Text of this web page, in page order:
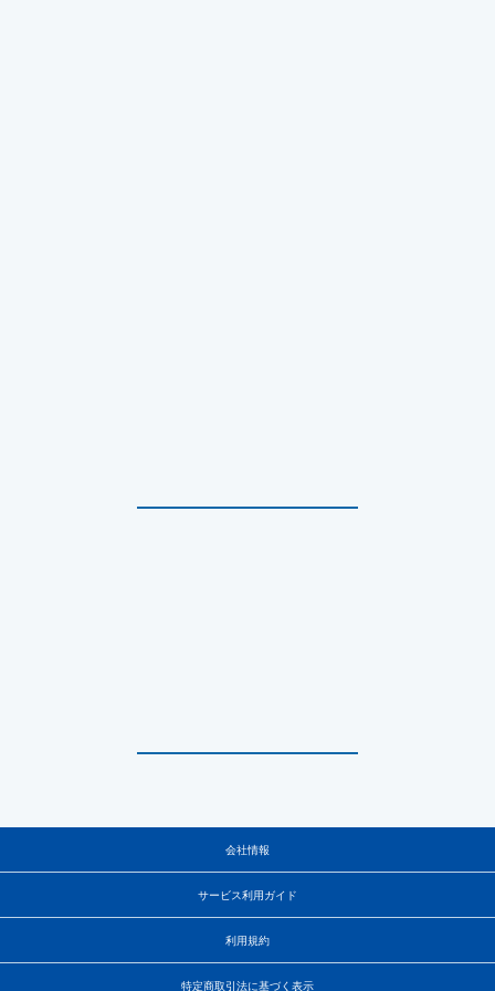
会社情報
サービス利用ガイド
利用規約
特定商取引法に基づく表示